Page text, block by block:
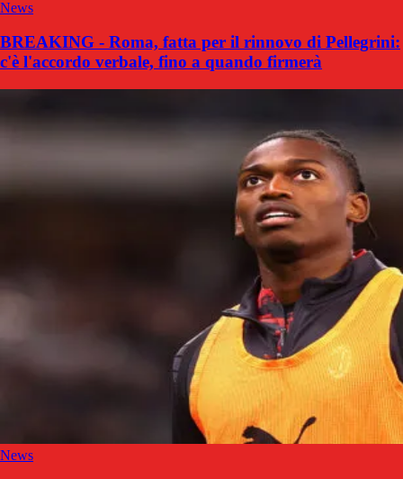
News
BREAKING - Roma, fatta per il rinnovo di Pellegrini:
c'è l'accordo verbale, fino a quando firmerà
News